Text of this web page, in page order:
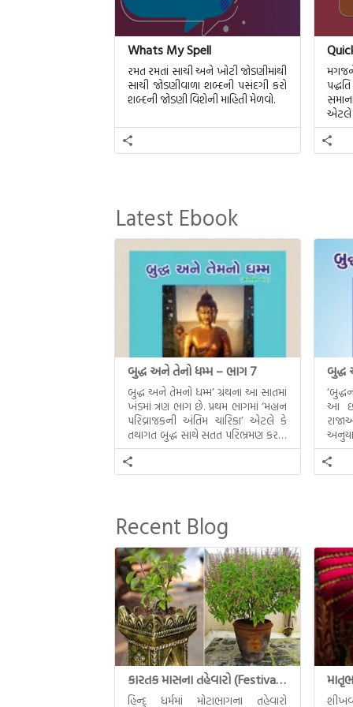
Whats My Spell
રમત રમતાં સાચી અને ખોટી જોડણીમાંથી
સાચી જોડણીવાળા શબ્દની પસંદગી કરો
શબ્દની જોડણી વિશેની માહિતી મેળવો.
એટલે
Latest Ebook
બુદ્ધ અને તેનો ધમ્મ – ભાગ 7
બુદ્ધ અને તેમનો ધમ્મ’ ગ્રંથના આ સાતમાં
ખંડમાં ત્રણ ભાગ છે. પ્રથમ ભાગમાં ‘મહાન
પરિવ્રાજકની અંતિમ ચારિકા’ એટલે કે
તથાગત બુદ્ધ સાથે સતત પરિભ્રમણ કરતા
સહચારીઓ સાથે ફરી એકવારની
મુલાકાત, બીજા ભાગમાં તથાગતે
વૈશાલીથી વિદાય લીધી તે અને ત્રીજા
દૃશ્યો અંકિત થયાં છે. ટૂંકમાં બુદ્ધનાં
જીવનના અંતિમ દિવસોની યાત્રાનો
પરિપાક જોવા મળે […]
બુદ્ધ
આ
Recent Blog
કારતક માસના તહેવારો (Festival of Kartik)
હિન્દુ ધર્મમાં મોટાભાગના તહેવારો